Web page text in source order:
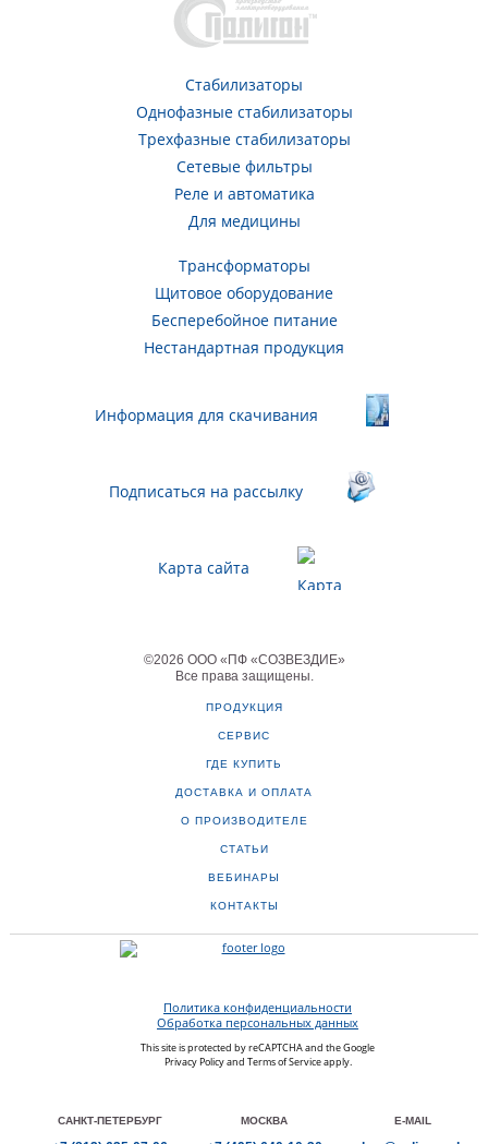
Стабилизаторы
Однофазные стабилизаторы
Трехфазные стабилизаторы
Сетевые фильтры
Реле и автоматика
Для медицины
Трансформаторы
Щитовое оборудование
Бесперебойное питание
Нестандартная продукция
Информация для скачивания
Подписаться на рассылку
Карта сайта
©2026 ООО «ПФ «СОЗВЕЗДИЕ»
Все права защищены
ПРОДУКЦИЯ
СЕРВИС
ГДЕ КУПИТЬ
ДОСТАВКА И ОПЛАТА
О ПРОИЗВОДИТЕЛЕ
СТАТЬИ
ВЕБИНАРЫ
КОНТАКТЫ
Политика конфиденциальности
Обработка персональных данных
This site is protected by reCAPTCHA and the Google
Privacy Policyand Terms of Serviceapply.
САНКТ-ПЕТЕРБУРГ МОСКВА E-MAIL